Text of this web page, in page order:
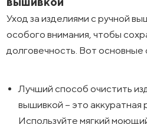
Уход за изделиями с ручной
особого внимания, чтобы
долговечность. Вот основные
Лучший способ очистить
вышивкой – это аккуратная
Используйте мягкий